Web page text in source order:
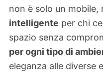
non è solo un mobile,
intelligente per chi
spazio senza
per ogni tipo di
eleganza alle diverse